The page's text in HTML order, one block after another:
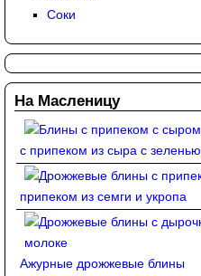
Соки
На Масленицу
с припеком из сыра с зеленью
припеком из семги и укропа
Ажурные дрожжевые блины